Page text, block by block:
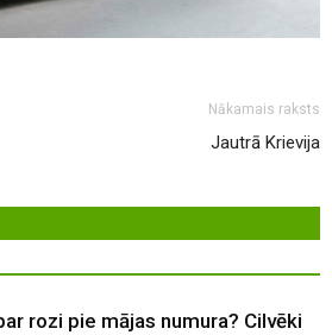
Nākamais raksts
Jautrā Krievija
rozi pie mājas numura? Cilvēki